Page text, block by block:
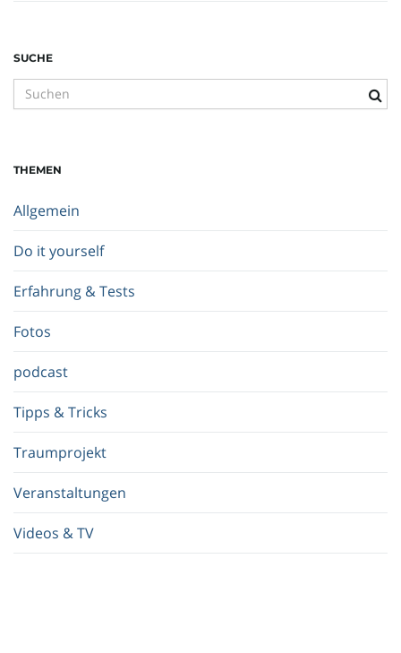
SUCHE
u
b
g
i
f
.
.
.
THEMEN
Allgemein
Do it yourself
Erfahrung & Tests
Fotos
podcast
Tipps & Tricks
Traumprojekt
Veranstaltungen
Videos & TV